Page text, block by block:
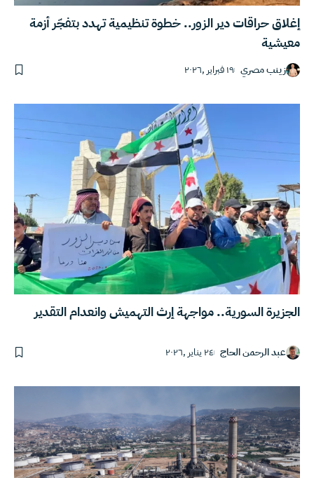
إغلاق حراقات دير الزور.. خطوة تنظيمية تهدد بتفجّر أزمة
معيشية
زينب مصري ١٩ فبراير ,٢٠٢٦
الجزيرة السورية.. مواجهة إرث التهميش وانعدام التقدير
عبد الرحمن الحاج ٢٤ يناير ,٢٠٢٦